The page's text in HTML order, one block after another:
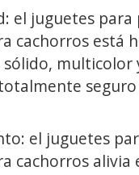
el juguetes para
cachorros está
multicolor
el juguetes
cachorros alivia